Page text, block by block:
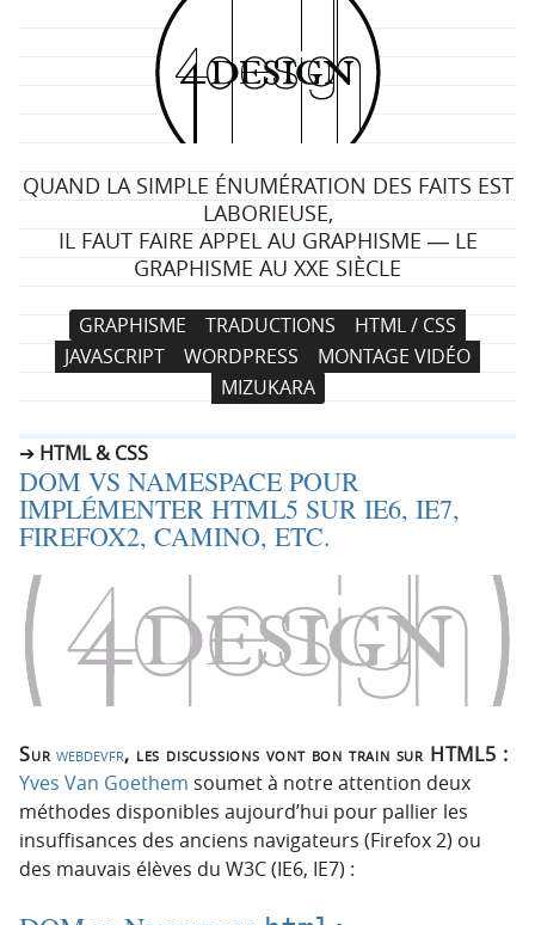
4
d
e
s
i
g
n
QUAND LA SIMPLE ÉNUMÉRATION DES FAITS EST
LABORIEUSE,
IL FAUT FAIRE APPEL AU GRAPHISME ― LE
GRAPHISME AU XXE SIÈCLE
N
a
v
i
a
t
i
o
p
i
p
a
l
e
A
l
l
e
a
u
c
o
n
GRAPHISME TRADUCTIONS
HTML / CSS
JAVASCRIPT
WORDPRESS
MONTAGE VIDÉO
MIZUKARA
HTML & CSS
DOM VS NAMESPACE POUR
IMPLÉMENTER HTML5 SUR IE6, IE7,
FIREFOX2, CAMINO, ETC.
Surwebdevfr, les discussions vont bon train sur HTML5 :
Yves Van Goethem soumet à notre attention deux
méthodes disponibles aujourd’hui pour pallier les
insuffisances des anciens navigateurs (Firefox 2) ou
des mauvais élèves du W3C (IE6, IE7) :